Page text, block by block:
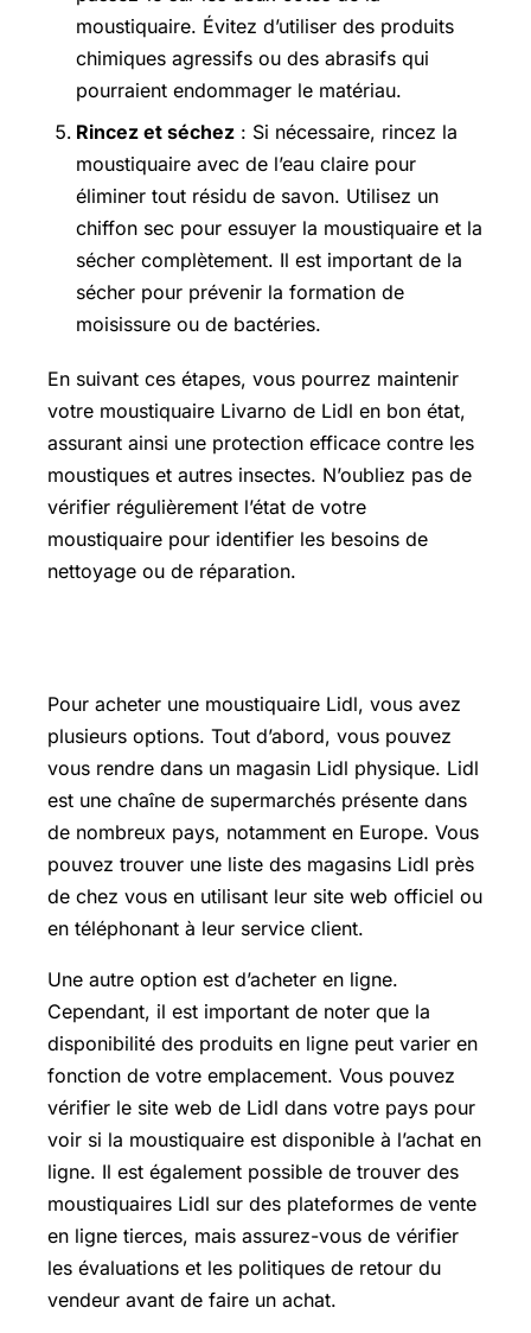
moustiquaire. Évitez d’utiliser des produits
chimiques agressifs ou des abrasifs qui
pourraient endommager le matériau.
Rincez et séchez : Si nécessaire, rincez la
moustiquaire avec de l’eau claire pour
éliminer tout résidu de savon. Utilisez un
chiffon sec pour essuyer la moustiquaire et la
sécher complètement. Il est important de la
sécher pour prévenir la formation de
moisissure ou de bactéries.
En suivant ces étapes, vous pourrez maintenir
votre moustiquaire Livarno de Lidl en bon état,
assurant ainsi une protection efficace contre les
moustiques et autres insectes. N’oubliez pas de
vérifier régulièrement l’état de votre
moustiquaire pour identifier les besoins de
nettoyage ou de réparation.
Pour acheter une moustiquaire Lidl, vous avez
plusieurs options. Tout d’abord, vous pouvez
vous rendre dans un magasin Lidl physique. Lidl
est une chaîne de supermarchés présente dans
de nombreux pays, notamment en Europe. Vous
pouvez trouver une liste des magasins Lidl près
de chez vous en utilisant leur site web officiel ou
en téléphonant à leur service client.
Une autre option est d’acheter en ligne.
Cependant, il est important de noter que la
disponibilité des produits en ligne peut varier en
fonction de votre emplacement. Vous pouvez
vérifier le site web de Lidl dans votre pays pour
voir si la moustiquaire est disponible à l’achat en
ligne. Il est également possible de trouver des
moustiquaires Lidl sur des plateformes de vente
en ligne tierces, mais assurez-vous de vérifier
les évaluations et les politiques de retour du
vendeur avant de faire un achat.